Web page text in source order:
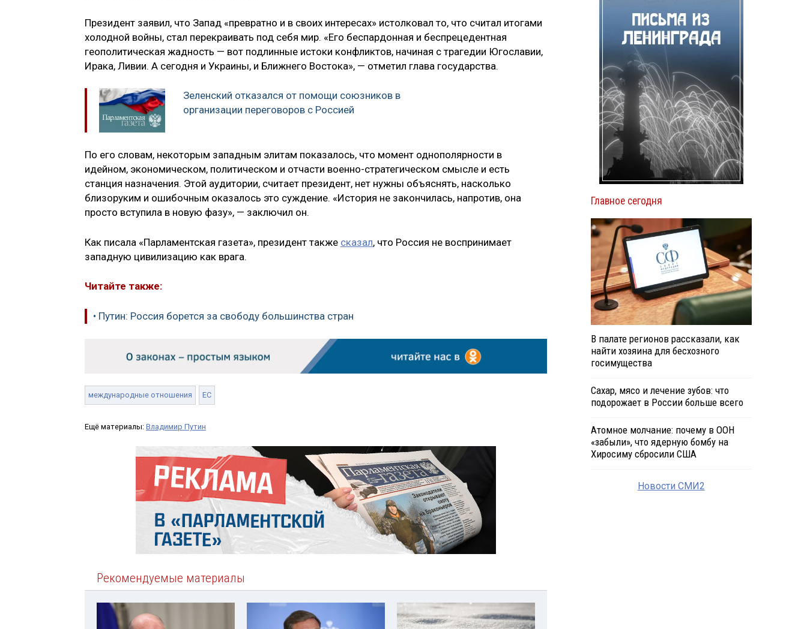
Президент заявил, что Запад «превратно и в своих интересах» истолковал то, что считал итогами
холодной войны, стал перекраивать под себя мир. «Его беспардонная и беспрецедентная
геополитическая жадность — вот подлинные истоки конфликтов, начиная с трагедии Югославии,
Ирака, Ливии. А сегодня и Украины, и Ближнего Востока», — отметил глава государства.
Зеленский отказался от помощи союзников в
организации переговоров с Россией
По его словам, некоторым западным элитам показалось, что момент однополярности в
идейном, экономическом, политическом и отчасти военно-стратегическом смысле и есть
станция назначения. Этой аудитории, считает президент, нет нужны объяснять, насколько
близоруким и ошибочным оказалось это суждение. «История не закончилась, напротив, она
просто вступила в новую фазу», — заключил он.
Как писала «Парламентская газета», президент также сказал, что Россия не воспринимает
западную цивилизацию как врага.
Читайте также:
• Путин: Россия борется за свободу большинства стран
международные отношения ЕС
Ещё материалы: Владимир Путин
Рекомендуемые материалы
Главное сегодня
В палате регионов рассказали, как
найти хозяина для бесхозного
госимущества
Сахар, мясо и лечение зубов: что
подорожает в России больше всего
Атомное молчание: почему в ООН
«забыли», что ядерную бомбу на
Хиросиму сбросили США
Новости СМИ2